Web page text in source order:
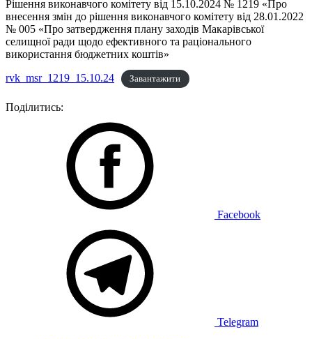
Рішення виконавчого комітету від 15.10.2024 № 1219 «Про
внесення змін до рішення виконавчого комітету від 28.01.2022
№ 005 «Про затвердження плану заходів Макарівської
селищної ради щодо ефективного та раціонального
використання бюджетних коштів»
rvk_msr_1219_15.10.24
Завантажити
Поділитись:
Facebook
Telegram